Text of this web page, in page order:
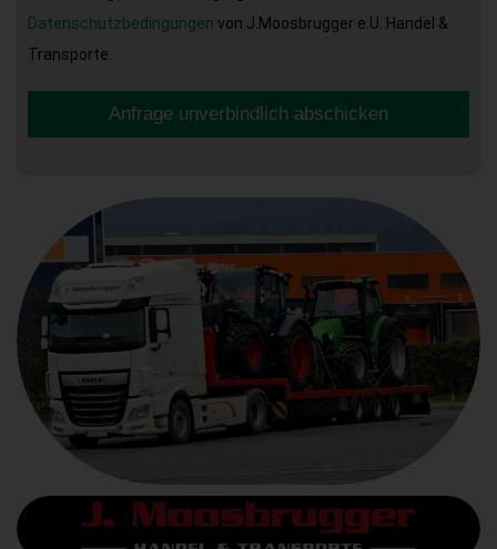
Datenschutzbedingungen von J.Moosbrugger e.U. Handel &
Transporte.
Anfrage unverbindlich abschicken